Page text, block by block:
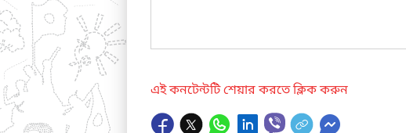
এই কনটেন্টটি শেয়ার করতে ক্লিক করুন